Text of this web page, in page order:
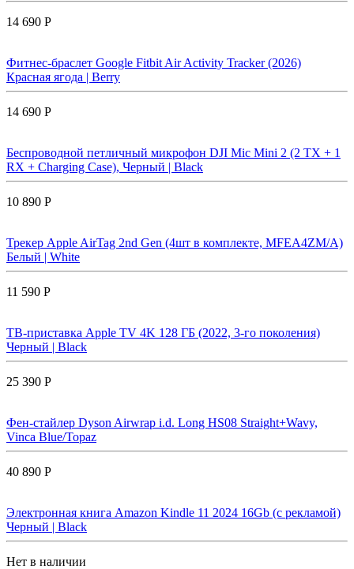
14 690 Р
Фитнес-браслет Google Fitbit Air Activity Tracker (2026)
Красная ягода | Berry
14 690 Р
Беспроводной петличный микрофон DJI Mic Mini 2 (2 TX + 1
RX + Charging Case), Черный | Black
10 890 Р
Трекер Apple AirTag 2nd Gen (4шт в комплекте, MFEA4ZM/A)
Белый | White
11 590 Р
ТВ-приставка Apple TV 4K 128 ГБ (2022, 3-го поколения)
Черный | Black
25 390 Р
Фен-стайлер Dyson Airwrap i.d. Long HS08 Straight+Wavy,
Vinca Blue/Topaz
40 890 Р
Электронная книга Amazon Kindle 11 2024 16Gb (с рекламой)
Черный | Black
Нет в наличии